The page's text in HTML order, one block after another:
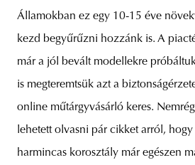
Államokban ez egy 10-15 éve
kezd begyűrűzni hozzánk is. A
már a jól bevált modellekre
is megteremtsük azt a
online műtárgyvásárló keres.
lehetett olvasni pár cikket arról,
harmincas korosztály már egészen